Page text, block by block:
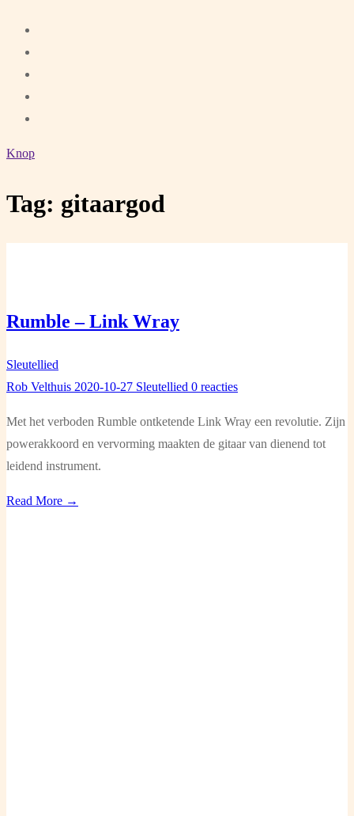
Knop
Tag: gitaargod
Rumble – Link Wray
Sleutellied
Rob Velthuis 2020-10-27 Sleutellied 0 reacties
Met het verboden Rumble ontketende Link Wray een revolutie. Zijn
powerakkoord en vervorming maakten de gitaar van dienend tot
leidend instrument.
Read More →